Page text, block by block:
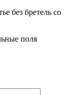
без бретель со
поля